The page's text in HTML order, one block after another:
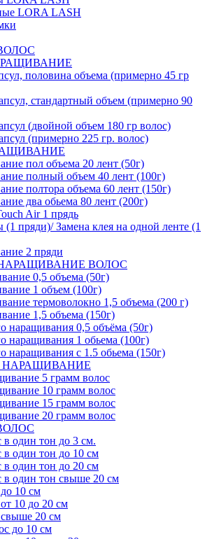
LORA LASH
половина объема (примерно 45 гр
стандартный объем (примерно 90
(двойной объем 180 гр волос)
(примерно 225 гр. волос)
пол объема 20 лент (50г)
полный объем 40 лент (100г)
полтора объема 60 лент (150г)
два обьема 80 лент (200г)
Air 1 прядь
пряди)/ Замена клея на одной ленте (1
2 пряди
ВОЛОС
0,5 объема (50г)
1 объем (100г)
термоволокно 1,5 объема (200 г)
1,5 объема (150г)
наращивания 0,5 объёма (50г)
наращивания 1 обьема (100г)
наращивания с 1.5 обьема (150г)
5 грамм волос
10 грамм волос
15 грамм волос
20 грамм волос
один тон до 3 см.
один тон до 10 см
один тон до 20 см
в один тон свыше 20 см
10 см
10 до 20 см
20 см
до 10 см